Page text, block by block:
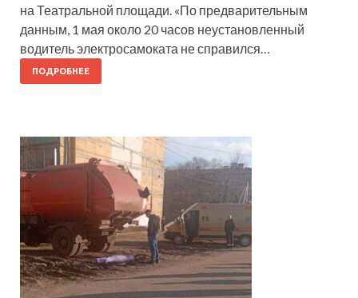
на Театральной площади. «По предварительным
данным, 1 мая около 20 часов неустановленный
водитель электросамоката не справился…
ПОДРОБНЕЕ